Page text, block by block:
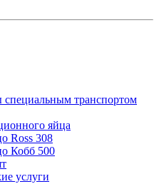
специальным транспортом
яйца
Ross 308
Кобб 500
услуги